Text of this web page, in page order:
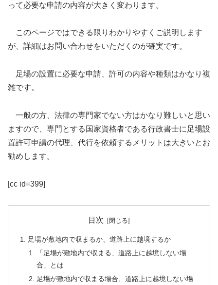
って必要な申請の内容が大きく変わります。
このページではできる限りわかりやすくご説明します
が、詳細はお問い合わせをいただくのが確実です。
足場の設置に必要な申請、許可の内容や種類はかなり複
雑です。
一般の方、法律の専門家でない方はかなり難しいと思い
ますので、専門とする国家資格者である行政書士に足場設
置許可申請の代理、代行を依頼するメリットは大きいとお
勧めします。
[cc id=399]
目次
足場が敷地内で収まるか、道路上に越境するか
「足場が敷地内で収まる、道路上に越境しない場
合」とは
足場が敷地内で収まる場合、道路上に越境しない場